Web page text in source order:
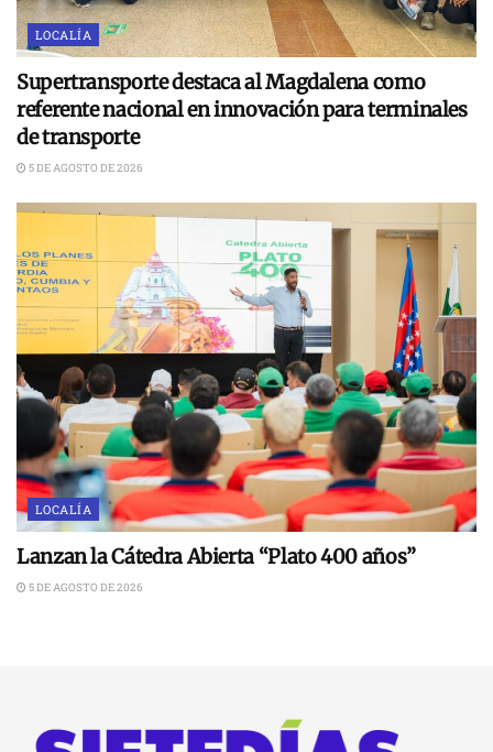
LOCALÍA
Supertransporte destaca al Magdalena como
referente nacional en innovación para terminales
de transporte
5 DE AGOSTO DE 2026
LOCALÍA
Lanzan la Cátedra Abierta “Plato 400 años”
5 DE AGOSTO DE 2026